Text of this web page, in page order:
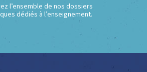
l’ensemble de nos dossiers
dédiés à l’enseignement.